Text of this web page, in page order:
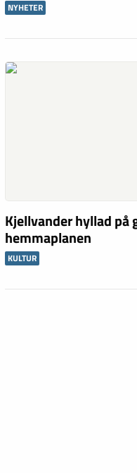
NYHETER
Kjellvander hyllad på
hemmaplanen
KULTUR